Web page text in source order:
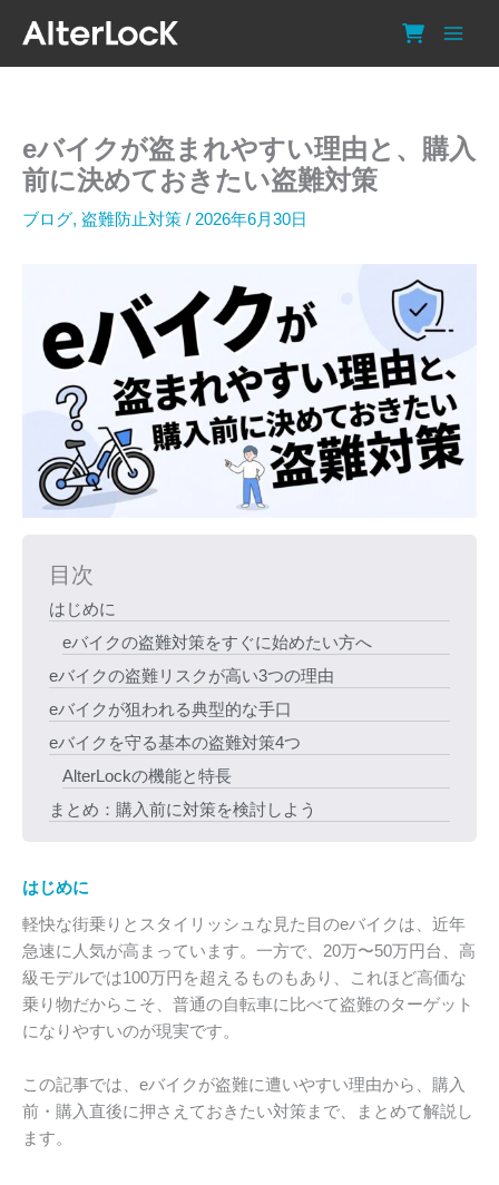
を
eバイクが盗まれやすい理由と、購入
前に決めておきたい盗難対策
ブログ, 盗難防止対策 / 2026年6月30日
目次
はじめに
eバイクの盗難対策をすぐに始めたい方へ
eバイクの盗難リスクが高い3つの理由
eバイクが狙われる典型的な手口
eバイクを守る基本の盗難対策4つ
AlterLockの機能と特長
まとめ：購入前に対策を検討しよう
はじめに
軽快な街乗りとスタイリッシュな見た目のeバイクは、近年
急速に人気が高まっています。一方で、20万〜50万円台、高
級モデルでは100万円を超えるものもあり、これほど高価な
乗り物だからこそ、普通の自転車に比べて盗難のターゲット
になりやすいのが現実です。
この記事では、eバイクが盗難に遭いやすい理由から、購入
前・購入直後に押さえておきたい対策まで、まとめて解説し
ます。